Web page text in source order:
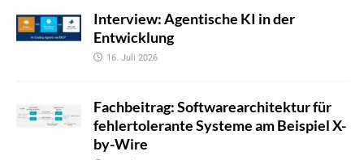
Interview: Agentische KI in der
Entwicklung
16. Juli 2026
Fachbeitrag: Softwarearchitektur für
fehlertolerante Systeme am Beispiel X-
by-Wire